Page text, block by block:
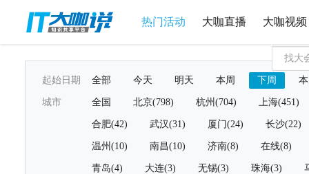
热门活动 大咖直播 大咖视频
起始日期 全部 今天 明天 本周 下周
城市 全国 北京(798) 杭州(704) 上海(451)
合肥(42) 武汉(31) 厦门(24) 长沙(22)
温州(10) 南昌(10) 济南(8) 在线(8)
青岛(4) 大连(3) 无锡(3) 珠海(3)